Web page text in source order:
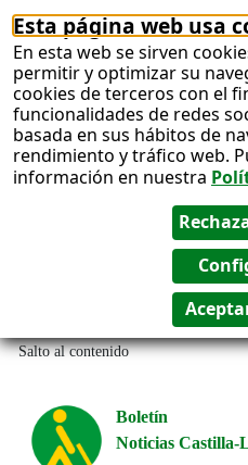
Esta página web usa
En esta web se sirven
permitir y optimizar su
cookies de terceros con el
funcionalidades de redes
basada en sus hábitos de
rendimiento y tráfico web.
información en nuestra
Salto al contenido
Boletín
Noticias Castilla-